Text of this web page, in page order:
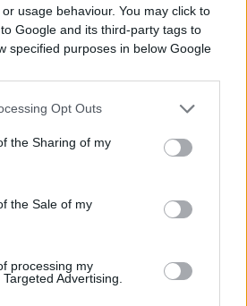
usage behaviour. You may click to
Google and its third-party tags to
specified purposes in below Google
Opt Outs
the Sharing of my
the Sale of my
processing my
Advertising.
calcando la mano sul
il reddito di
la scelta di aver fatto
e, pur dimezzando i voti
professori, hanno
bocciato
, e in parte da Enrico Letta
la guida del Partito